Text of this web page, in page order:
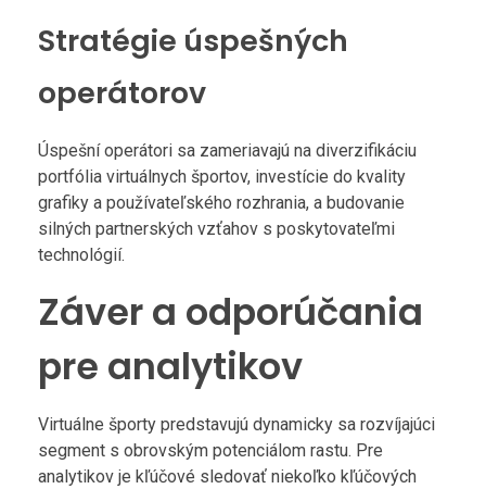
Stratégie úspešných
operátorov
Úspešní operátori sa zameriavajú na diverzifikáciu
portfólia virtuálnych športov, investície do kvality
grafiky a používateľského rozhrania, a budovanie
silných partnerských vzťahov s poskytovateľmi
technológií.
Záver a odporúčania
pre analytikov
Virtuálne športy predstavujú dynamicky sa rozvíjajúci
segment s obrovským potenciálom rastu. Pre
analytikov je kľúčové sledovať niekoľko kľúčových